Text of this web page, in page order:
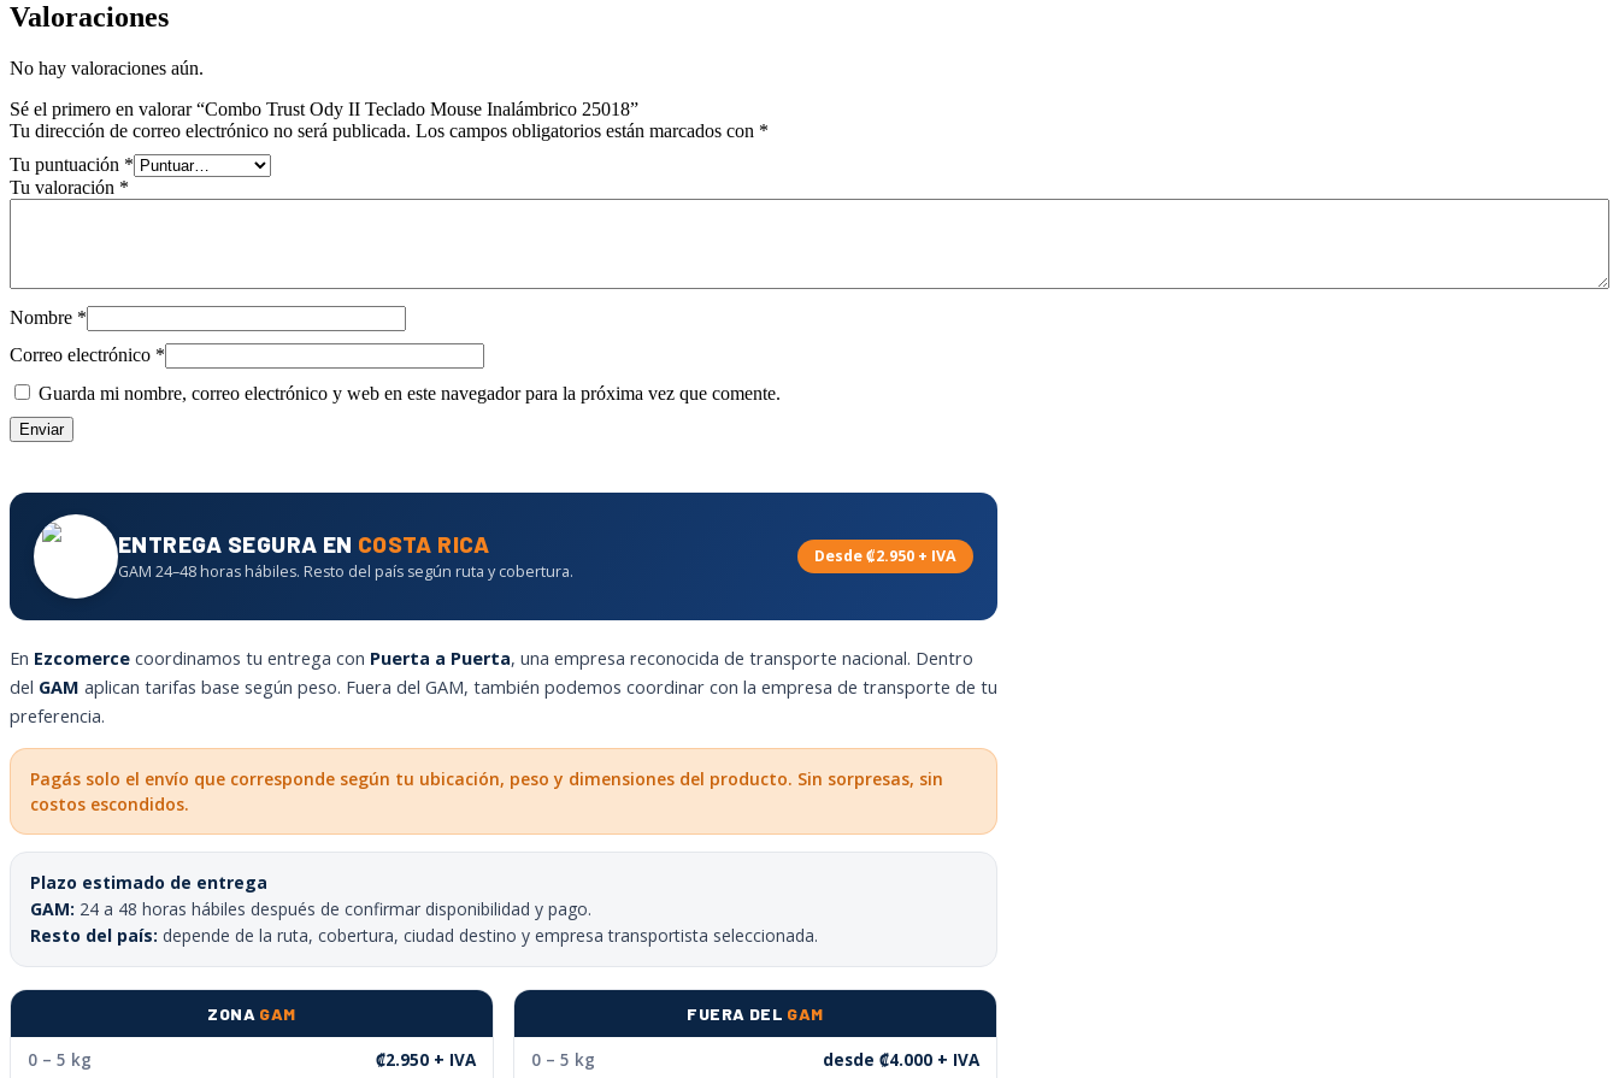
Valoraciones
No hay valoraciones aún.
Sé el primero en valorar “Combo Trust Ody II Teclado Mouse Inalámbrico 25018”
Tu dirección de correo electrónico no será publicada. Los campos obligatorios están marcados con *
Tu puntuación *
Tu valoración *
Nombre *
Correo electrónico *
Guarda mi nombre, correo electrónico y web en este navegador para la próxima vez que comente.
ENTREGA SEGURA EN COSTA RICA
GAM 24–48 horas hábiles. Resto del país según ruta y cobertura.
Desde ₡2.950 + IVA
En Ezcomerce coordinamos tu entrega con Puerta a Puerta, una empresa reconocida de transporte nacional. Dentro
del GAM aplican tarifas base según peso. Fuera del GAM, también podemos coordinar con la empresa de transporte de tu
preferencia.
Pagás solo el envío que corresponde según tu ubicación, peso y dimensiones del producto. Sin sorpresas, sin
costos escondidos.
Plazo estimado de entrega
GAM: 24 a 48 horas hábiles después de confirmar disponibilidad y pago.
Resto del país: depende de la ruta, cobertura, ciudad destino y empresa transportista seleccionada.
ZONA GAM
0 – 5 kg ₡2.950 + IVA
FUERA DEL GAM
0 – 5 kg desde ₡4.000 + IVA